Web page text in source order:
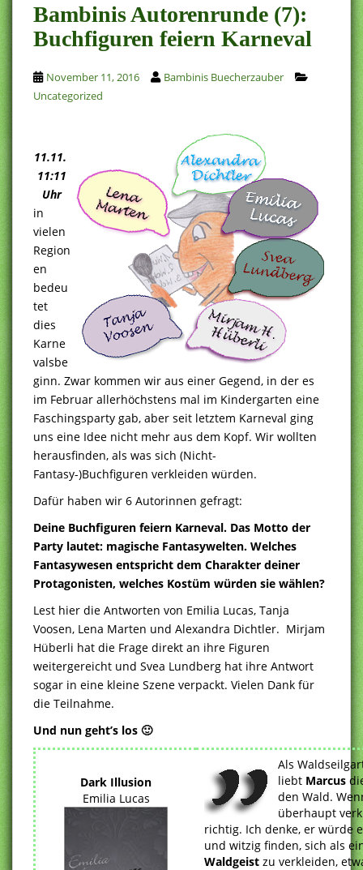
Bambinis Autorenrunde (7):
Buchfiguren feiern Karneval
November 11, 2016
Bambinis Buecherzauber
Uncategorized
11.11.
11:11
Uhr
in
vielen
Region
en
bedeu
tet
dies
Karne
valsbe
ginn. Zwar kommen wir aus einer Gegend, in der es
im Februar allerhöchstens mal im Kindergarten eine
Faschingsparty gab, aber seit letztem Karneval ging
uns eine Idee nicht mehr aus dem Kopf. Wir wollten
herausfinden, als was sich (Nicht-
Fantasy-)Buchfiguren verkleiden würden.
Dafür haben wir 6 Autorinnen gefragt:
Deine Buchfiguren feiern Karneval. Das Motto der
Party lautet: magische Fantasywelten. Welches
Fantasywesen entspricht dem Charakter deiner
Protagonisten, welches Kostüm würden sie wählen?
Lest hier die Antworten von Emilia Lucas, Tanja
Voosen, Lena Marten und Alexandra Dichtler. Mirjam
Hüberli hat die Frage direkt an ihre Figuren
weitergereicht und Svea Lundberg hat ihre Antwort
sogar in eine kleine Szene verpackt. Vielen Dank für
die Teilnahme.
Und nun geht’s los 🙂
Dark Illusion
Emilia Lucas
Als
liebt Marcus
den Wald.
überhaupt
richtig. Ich denke, er würde
und witzig finden, sich als
Waldgeist zu verkleiden,